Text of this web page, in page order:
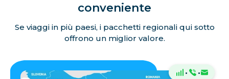
conveniente
Se viaggi in più paesi, i pacchetti regionali qui sotto
offrono un miglior valore.
· ·